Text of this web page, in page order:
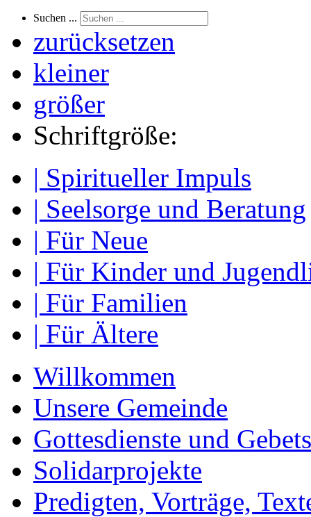
Suchen ...
zurücksetzen
kleiner
größer
Schriftgröße:
| Spiritueller Impuls
| Seelsorge und Beratung
| Für Neue
| Für Kinder und
| Für Familien
| Für Ältere
Willkommen
Unsere Gemeinde
Gottesdienste und
Solidarprojekte
Predigten, Vorträge,